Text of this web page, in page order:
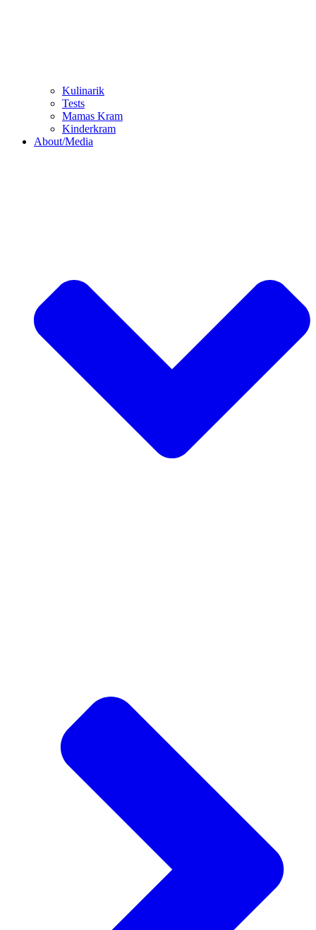
Kulinarik
Tests
Mamas Kram
Kinderkram
About/Media